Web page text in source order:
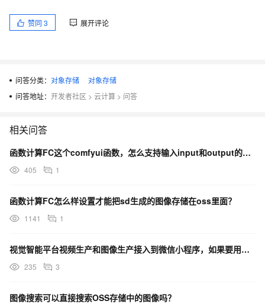
赞同 3 展开评论
问答分类： 对象存储
对象存储
问答地址： 开发者社区 > 云计算 > 问答
相关问答
函数计算FC这个comfyui函数，怎么支持输入input和output的图像从oss关联加载？
405 1
函数计算FC怎么样设置才能把sd生成的图像存储在oss里面？
1141 1
视觉智能平台视频生产和图像生产接入到微信小程序，如果要用这些功能，还得租用阿里云上海oss才行嘛？
235 3
图像搜索可以直接搜索OSS存储中的图像吗？